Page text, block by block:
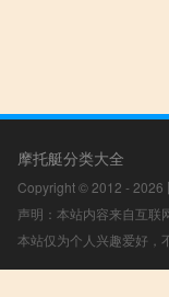
摩托艇分类大全
Copyright © 2012 - 2026
声明：本站内容来自互联
本站仅为个人兴趣爱好，